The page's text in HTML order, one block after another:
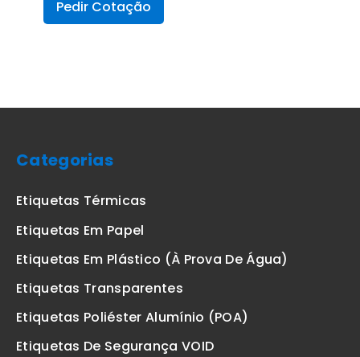
Pedir Cotação
Categorias
Etiquetas Térmicas
Etiquetas Em Papel
Etiquetas Em Plástico (à Prova De Água)
Etiquetas Transparentes
Etiquetas Poliéster Alumínio (POA)
Etiquetas De Segurança VOID